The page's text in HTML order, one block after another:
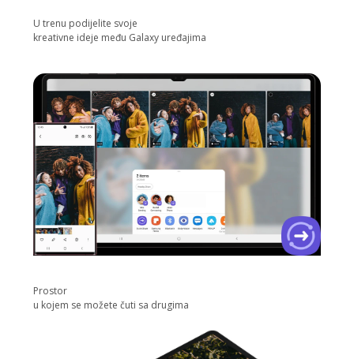
U trenu podijelite svoje
kreativne ideje među Galaxy uređajima
Prostor
u kojem se možete čuti sa drugima